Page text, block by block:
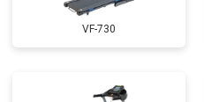
VF-730